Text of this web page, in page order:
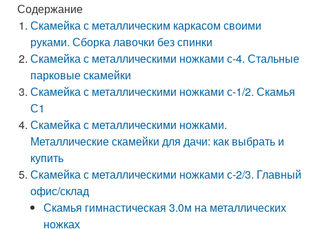
Содержание
Скамейка с металлическим каркасом своими
руками. Сборка лавочки без спинки
Скамейка с металлическими ножками с-4. Стальные
парковые скамейки
Скамейка с металлическими ножками с-1/2. Скамья
С1
Скамейка с металлическими ножками.
Металлические скамейки для дачи: как выбрать и
купить
Скамейка с металлическими ножками с-2/3. Главный
офис/склад
Скамья гимнастическая 3.0м на металлических
ножках